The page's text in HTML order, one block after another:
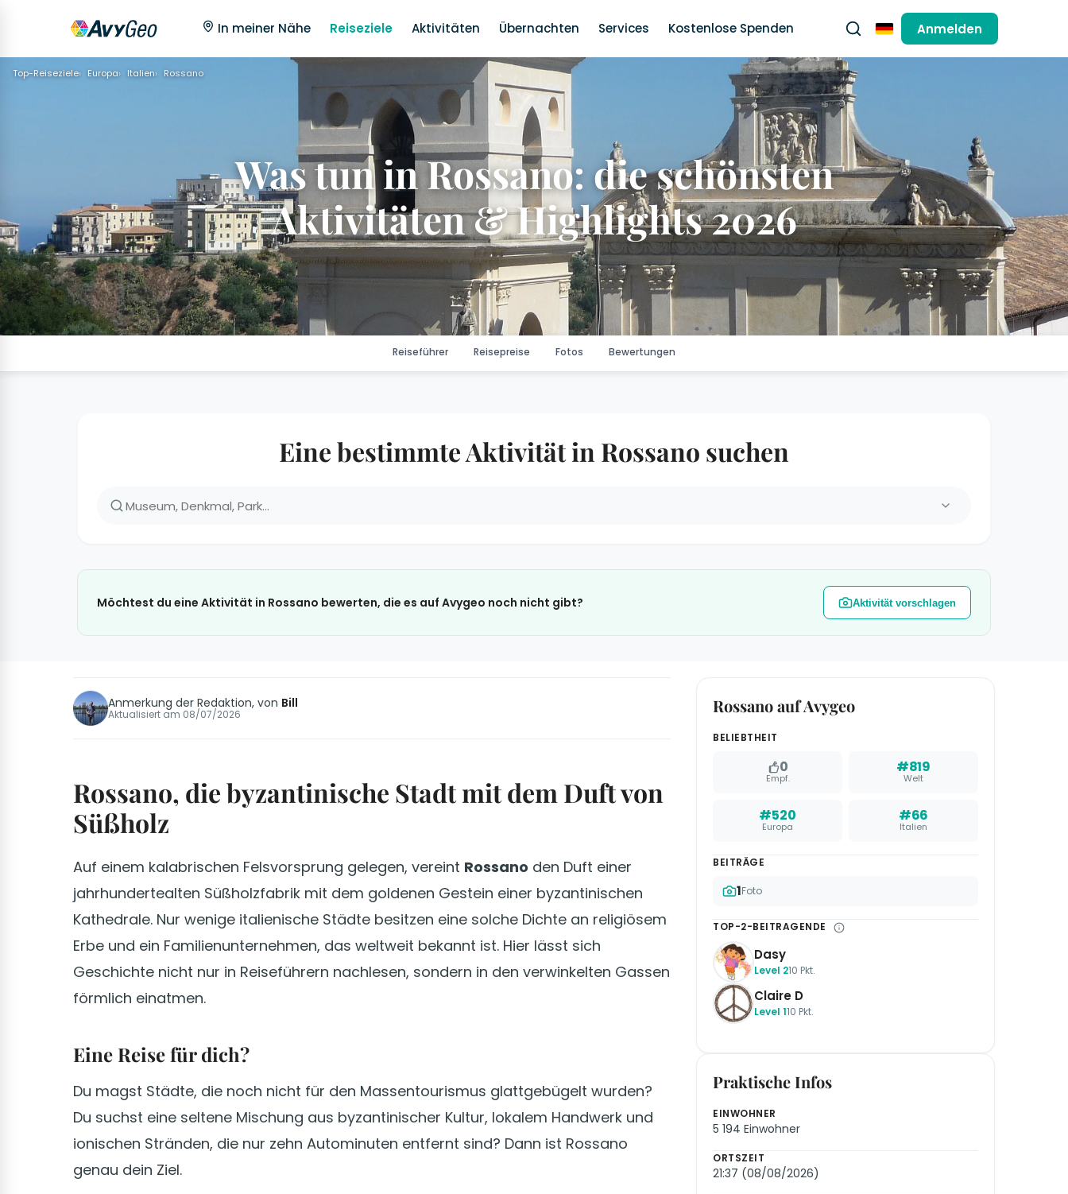
In meiner Nähe Reiseziele Aktivitäten Übernachten Services Kostenlose Spenden DeutschAnmelden
Top-Reiseziele Europa Italien Rossano
Was tun in Rossano: die schönsten
Aktivitäten & Highlights 2026
Reiseführer Reisepreise Fotos Bewertungen
Eine bestimmte Aktivität in Rossano suchen
Möchtest du eine Aktivität in Rossano bewerten, die es auf Avygeo noch nicht gibt? Aktivität vorschlagen
Anmerkung der Redaktion, von Bill
Aktualisiert am 08/07/2026
Rossano, die byzantinische Stadt mit dem Duft von
Süßholz
Auf einem kalabrischen Felsvorsprung gelegen, vereint Rossano den Duft einer
jahrhundertealten Süßholzfabrik mit dem goldenen Gestein einer byzantinischen
Kathedrale. Nur wenige italienische Städte besitzen eine solche Dichte an religiösem
Erbe und ein Familienunternehmen, das weltweit bekannt ist. Hier lässt sich
Geschichte nicht nur in Reiseführern nachlesen, sondern in den verwinkelten Gassen
förmlich einatmen.
Eine Reise für dich?
Du magst Städte, die noch nicht für den Massentourismus glattgebügelt wurden?
Du suchst eine seltene Mischung aus byzantinischer Kultur, lokalem Handwerk und
ionischen Stränden, die nur zehn Autominuten entfernt sind? Dann ist Rossano
genau dein Ziel.
Rossano auf Avygeo
BELIEBTHEIT
0
Empf.
#819
Welt
#520
Europa
#66
Italien
BEITRÄGE
1Foto
TOP-2-BEITRAGENDE
Dasy
Level 210 Pkt.
Claire D
Level 110 Pkt.
Praktische Infos
EINWOHNER
5 194 Einwohner
ORTSZEIT
21:37 (08/08/2026)